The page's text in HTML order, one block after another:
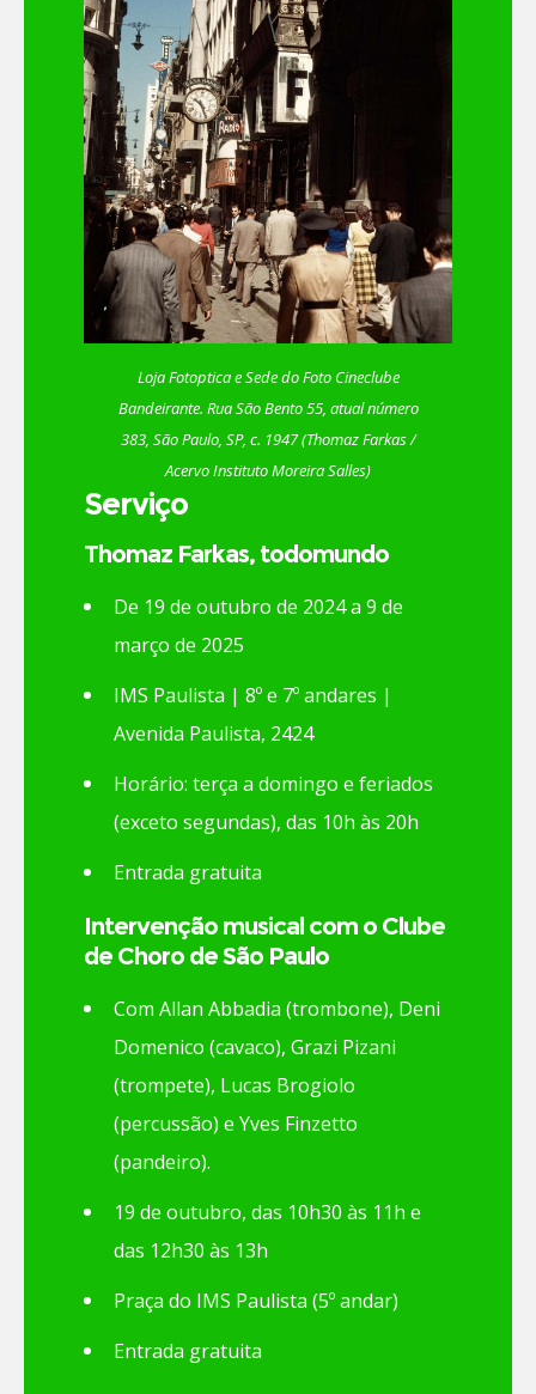
Loja Fotoptica e Sede do Foto Cineclube
Bandeirante. Rua São Bento 55, atual número
383, São Paulo, SP, c. 1947 (Thomaz Farkas /
Acervo Instituto Moreira Salles)
Serviço
Thomaz Farkas, todomundo
De 19 de outubro de 2024 a 9 de
março de 2025
IMS Paulista | 8º e 7º andares |
Avenida Paulista, 2424
Horário: terça a domingo e feriados
(exceto segundas), das 10h às 20h
Entrada gratuita
Intervenção musical com o Clube
de Choro de São Paulo
Com Allan Abbadia (trombone), Deni
Domenico (cavaco), Grazi Pizani
(trompete), Lucas Brogiolo
(percussão) e Yves Finzetto
(pandeiro).
19 de outubro, das 10h30 às 11h e
das 12h30 às 13h
Praça do IMS Paulista (5º andar)
Entrada gratuita